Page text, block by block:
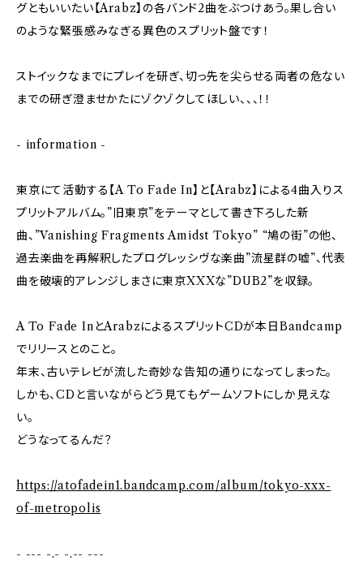
グともいいたい【Arabz】の各バンド2曲をぶつけあう。果し合い
のような緊張感みなぎる異色のスプリット盤です！
ストイックなまでにプレイを研ぎ、切っ先を尖らせる両者の危ない
までの研ぎ澄ませかたにゾクゾクしてほしい、、、！！
- information -
東京にて活動する【A To Fade In】と【Arabz】による4曲入りス
プリットアルバム。”旧東京”をテーマとして書き下ろした新
曲、”Vanishing Fragments Amidst Tokyo” “鳩の街”の他、
過去楽曲を再解釈したプログレッシヴな楽曲”流星群の嘘”、代表
曲を破壊的アレンジしまさに東京XXXな”DUB2”を収録。
A To Fade InとArabzによるスプリットCDが本日Bandcamp
でリリースとのこと。
年末、古いテレビが流した奇妙な告知の通りになってしまった。
しかも、CDと言いながらどう見てもゲームソフトにしか見えな
い。
どうなってるんだ？
https://atofadein1.bandcamp.com/album/tokyo-xxx-
of-metropolis
- --- -.- -.-- ---